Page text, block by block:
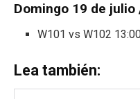
Domingo 19 de julio
W101 vs W102
Lea también: